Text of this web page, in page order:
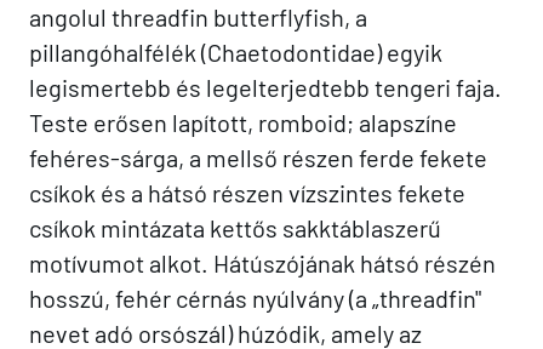
angolul threadfin butterflyfish, a
pillangóhalfélék (Chaetodontidae) egyik
legismertebb és legelterjedtebb tengeri faja.
Teste erősen lapított, romboid; alapszíne
fehéres-sárga, a mellső részen ferde fekete
csíkok és a hátsó részen vízszintes fekete
csíkok mintázata kettős sakktáblaszerű
motívumot alkot. Hátúszójának hátsó részén
hosszú, fehér cérnás nyúlvány (a „threadfin"
nevet adó orsószál) húzódik, amely az